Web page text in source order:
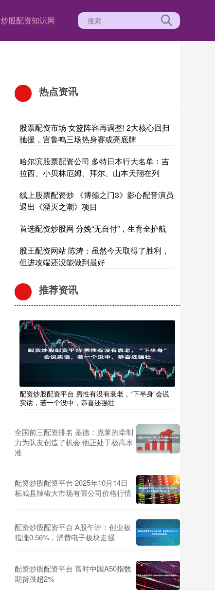
炒股配资知识网
热点资讯
股票配资市场 女篮阵容再调整! 2大核心回归
驰援，宫鲁鸣三场热身赛或亮底牌
哈尔滨股票配资公司 多特日本行大名单：吉
拉西、小贝林厄姆、拜尔、山本天翔在列
线上股票配资炒 《博德之门3》影心配音演员
退出《湮灭之潮》项目
首选配资炒股网 分娩“无自付”，生育全护航
股王配资网站 陈涛：虽然今天取得了胜利，
但进攻端还没能做到最好
推荐资讯
配资炒股配资平台 男性有没有衰老，“下半身”会说
实话，若一个没中，恭喜还强壮
全国前三配资排名 基德：克莱的牵制
力为队友创造了机会 他正处于极高水
准
配资炒股配资平台 2025年10月14日
柘城县辣椒大市场有限公司价格行情
配资炒股配资平台 A股午评：创业板
指涨0.56%，消费电子板块走强
配资炒股配资平台 富时中国A50指数
期货跌超2%